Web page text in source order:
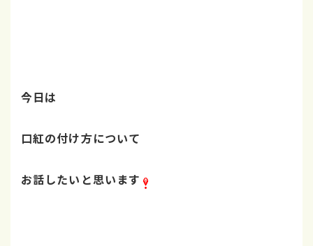
今日は
口紅の付け方について
お話したいと思います